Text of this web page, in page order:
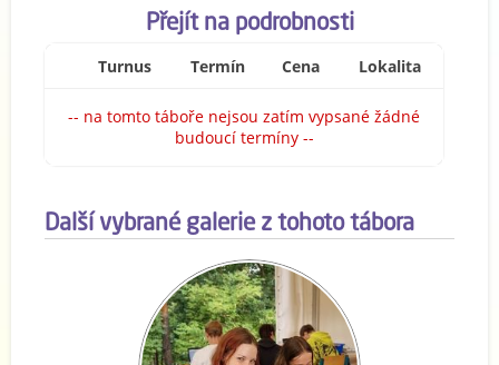
Přejít na podrobnosti
Turnus Termín Cena Lokalita
-- na tomto táboře nejsou zatím vypsané žádné
budoucí termíny --
Další vybrané galerie z tohoto tábora